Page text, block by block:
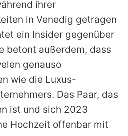
verwalten
ihrer
in Venedig getragen
ein Insider gegenüber
betont außerdem, dass
genauso
wie die Luxus-
Das Paar, das
ist und sich 2023
Hochzeit offenbar mit